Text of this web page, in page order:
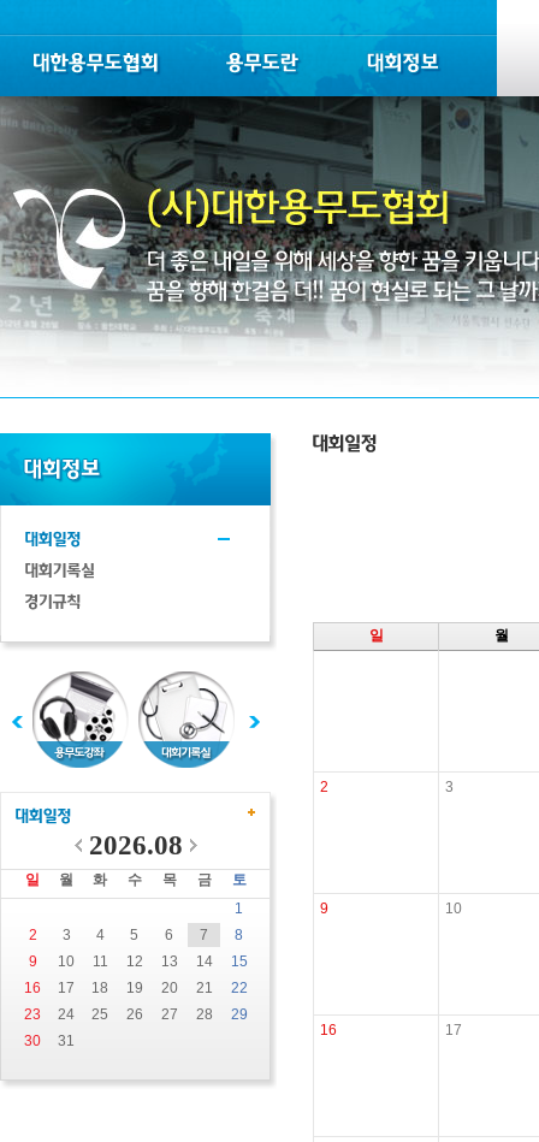
2026.08
일 월 화 수 목 금
토
1
2
3 4 5 6 7
8
9
10 11 12 13 14
15
16
17 18 19 20 21
22
23
24 25 26 27 28
29
30
31
일 월
2 3
9 10
16 17